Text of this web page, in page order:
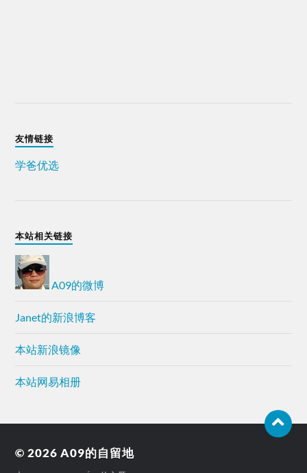
友情链接
学爸优选
本站相关链接
A09的微博
Janet的新浪博客
本站新浪镜像
本站网易相册
© 2026A09的自留地